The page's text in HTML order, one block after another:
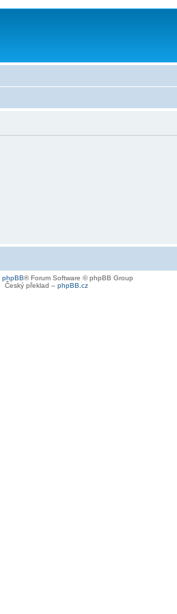
phpBB® Forum Software © phpBB Group
Český překlad – phpBB.cz